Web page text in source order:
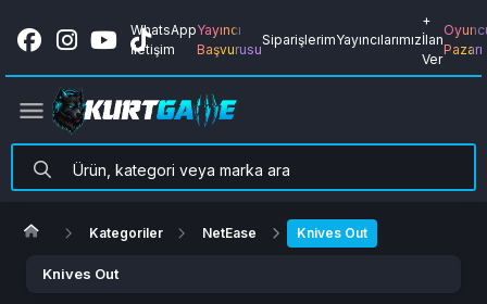
WhatsApp
İletişim
Yayıncı
Başvurusu
SiparişlerimYayıncılarımız
+
İlan
Ver
Pazarı
Kategoriler NetEase Knives Out
Knives Out